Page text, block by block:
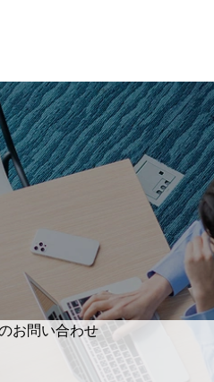
お問い合わせ